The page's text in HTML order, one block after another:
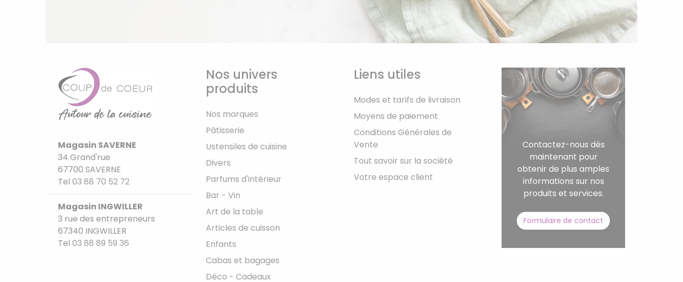
Magasin SAVERNE
34 Grand'rue
67700 SAVERNE
Tel 03 88 70 52 72
Magasin INGWILLER
3 rue des entrepreneurs
67340 INGWILLER
Tel 03 88 89 59 36
Nos univers
produits
Nos marques
Pâtisserie
Ustensiles de cuisine
Divers
Parfums d'intérieur
Bar - Vin
Art de la table
Articles de cuisson
Enfants
Cabas et bagages
Déco - Cadeaux
Liens utiles
Modes et tarifs de livraison
Moyens de paiement
Conditions Générales de
Vente
Tout savoir sur la société
Votre espace client
Contactez-nous dès
maintenant pour
obtenir de plus amples
informations sur nos
produits et services.
Formulaire de contact